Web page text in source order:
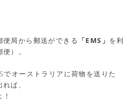
局から郵送ができる 「EMS」 を利
）。
でオーストラリアに荷物を送りた
ば、